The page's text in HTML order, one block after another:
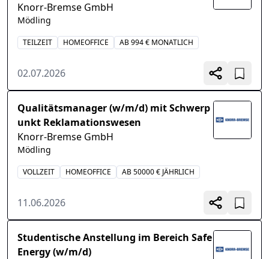
Knorr-Bremse GmbH
Mödling
TEILZEIT HOMEOFFICE AB 994 € MONATLICH
02.07.2026
Qualitätsmanager (w/m/d) mit Schwerp
unkt Reklamationswesen
Knorr-Bremse GmbH
Mödling
VOLLZEIT HOMEOFFICE AB 50000 € JÄHRLICH
11.06.2026
Studentische Anstellung im Bereich Safe
Energy (w/m/d)